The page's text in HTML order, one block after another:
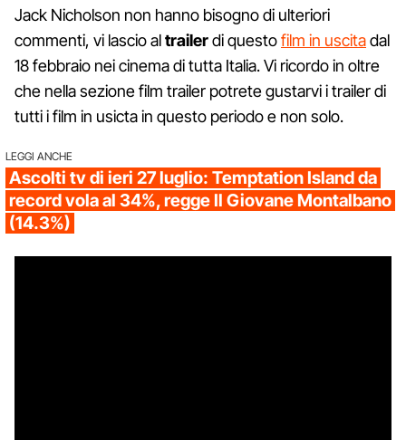
Jack Nicholson non hanno bisogno di ulteriori
commenti, vi lascio altrailerdi questofilm in uscitadal
18 febbraio nei cinema di tutta Italia. Vi ricordo in oltre
che nella sezione film trailer potrete gustarvi i trailer di
tutti i film in usicta in questo periodo e non solo.
LEGGI ANCHE
Ascolti tv di ieri 27 luglio: Temptation Island da
record vola al 34%, regge Il Giovane Montalbano
(14.3%)